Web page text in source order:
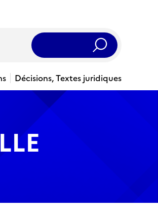
Rechercher
Décisions, Textes juridiques